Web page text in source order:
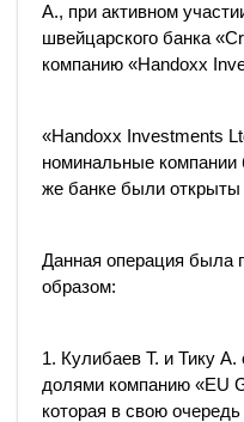
А., при активном
швейцарского банка
компанию «Handoxx
«Handoxx Investments
номинальные компании
же банке были открыты
Данная операция была
образом:
1. Кулибаев Т. и Тику
долями компанию «EU
которая в свою